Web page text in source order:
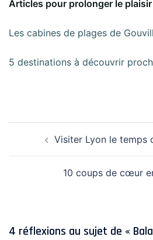
Articles pour prolonger le plaisir
Les cabines de plages de
5 destinations à découvrir
d’article Visiter Lyon le temps
10 coups de cœur
4 réflexions au sujet de «